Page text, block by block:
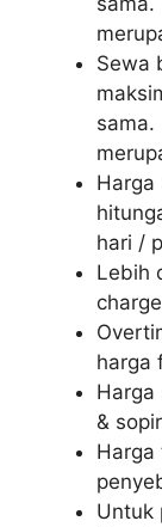
Sewa
sama.
Harga
hari /
Lebih
harga
Harga
&
Harga
Untuk